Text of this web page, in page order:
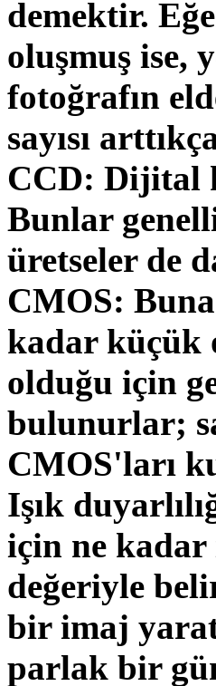
demektir.
oluşmuş ise,
fotoğrafın
sayısı
CCD: Dijital
Bunlar
üretseler de
CMOS:
kadar küçük
olduğu için
bulunurlar;
CMOS'ları
Işık
için ne kadar
değeriyle
bir imaj
parlak bir